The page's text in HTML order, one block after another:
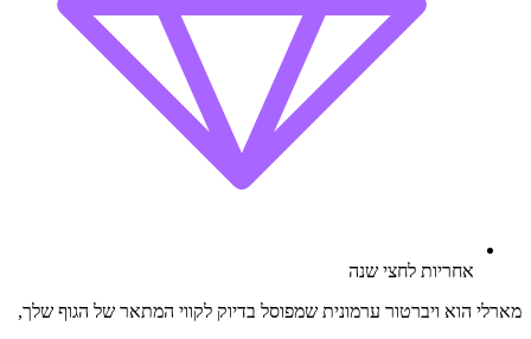
אחריות לחצי שנה
מארלי הוא ויברטור ערמונית שמפוסל בדיוק לקווי המתאר של הגוף שלך,